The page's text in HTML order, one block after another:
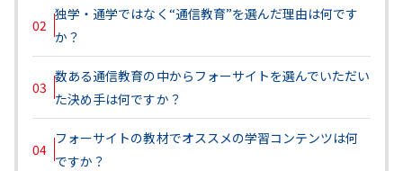
02
独学・通学ではなく“通信教育”を選んだ理由は何です
か？
03
数ある通信教育の中からフォーサイトを選んでいただい
た決め手は何ですか？
04
フォーサイトの教材でオススメの学習コンテンツは何
ですか？